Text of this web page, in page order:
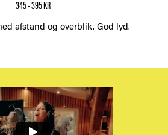
345 - 395 KR
afstand og overblik. God lyd.